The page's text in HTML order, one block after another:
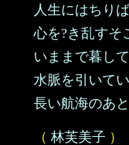
人生にはちり
心を?き乱すそ
いままで暮し
水脈を引いてい
長い航海のあ
（ 林芙美子 ）